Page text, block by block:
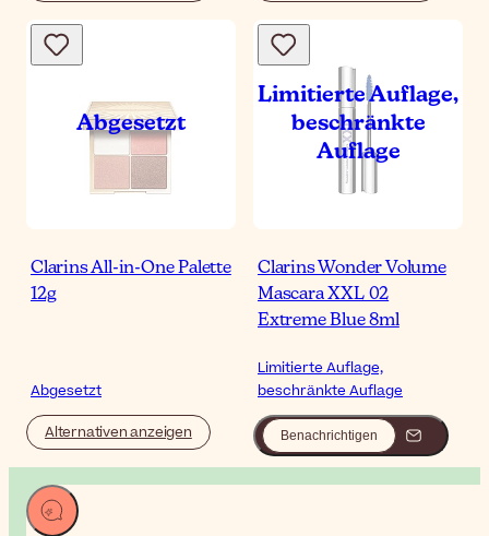
Clarins All-in-One Palette
12g
Abgesetzt
Alternativen anzeigen
Clarins Wonder Volume
Mascara XXL 02
Extreme Blue 8ml
Limitierte Auflage,
beschränkte Auflage
Benachrichtigen